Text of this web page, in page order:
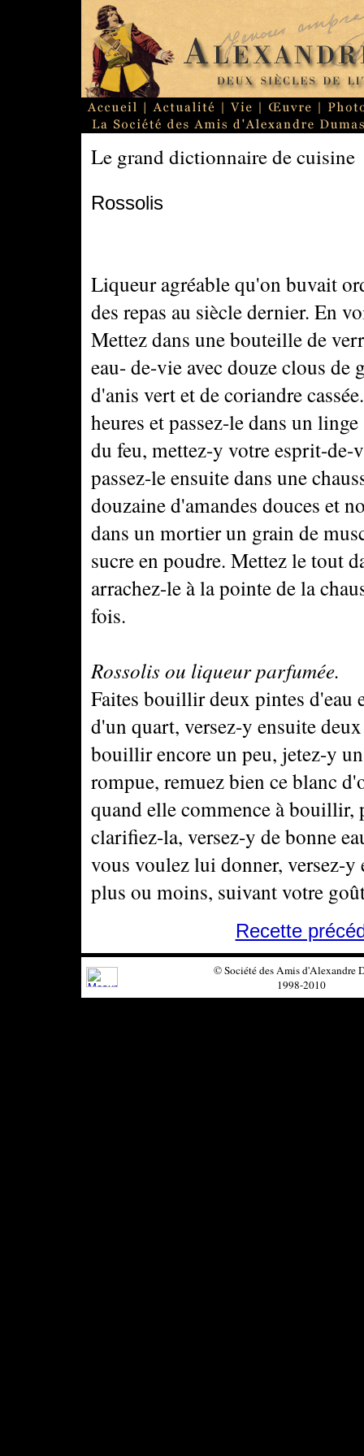
Le grand dictionnaire de cuisine
Rossolis
Liqueur agréable qu'on buvait
des repas au siècle dernier. En
Mettez dans une bouteille de
eau- de-vie avec douze clous
d'anis vert et de coriandre
heures et passez-le dans un
du feu, mettez-y votre esprit-
passez-le ensuite dans une
douzaine d'amandes douces et
dans un mortier un grain de
sucre en poudre. Mettez le tout
arrachez-le à la pointe de la
fois.
Rossolis ou liqueur parfumée.
Faites bouillir deux pintes
d'un quart, versez-y ensuite
bouillir encore un peu, jetez-y
rompue, remuez bien ce blanc
quand elle commence à bouillir,
clarifiez-la, versez-y de bonne
vous voulez lui donner, versez-
plus ou moins, suivant votre
Recette
© Société des Amis d'Alexandre
1998-2010